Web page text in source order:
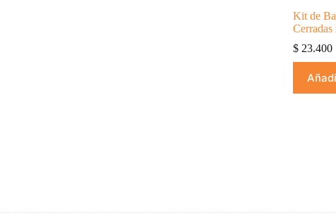
Kit de
Cerradas
$23.400